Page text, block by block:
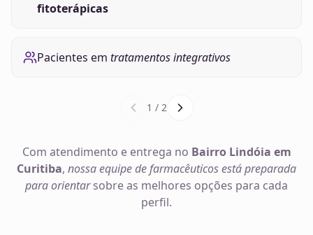
fitoterápicas
Pacientes em tratamentos integrativos
1 / 2
Com atendimento e entrega no Bairro Lindóia em
Curitiba, nossa equipe de farmacêuticos está preparada
para orientarsobre as melhores opções para cada
perfil.